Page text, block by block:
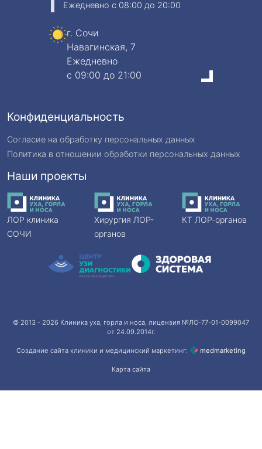
Ежедневно c 08:00 до 20:00
г. Сочи
Навагинская, 7
Ежедневно
c 09:00 до 21:00
Конфиденциальность
Согласие на обработку персональных данных
Политика в отношении обработки персональных данных
Наши проекты
ЛОР клиника
СОЧИ
Хирургия ЛОР-
органов
КТ ЛОР-органов
© 2013 - 2026 Клиника уха, горла и носа, лицензия №ЛО-77-01-0099047
от 24.09.2014г.
Создание сайта клиники и медицинский маркетинг: medmarketing
Карта сайта